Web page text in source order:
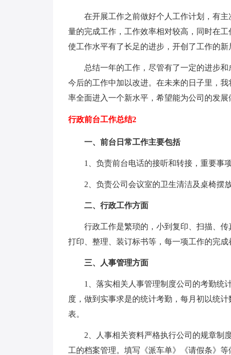
在开展工作之前做好个人工作计划，有主
量的完成工作，工作效率相对较高，同时在
使工作水平有了长足的进步，开创了工作的
总结一年的工作，尽管有了一定的进步和
今后的工作中加以改进。在未来的日子里，
率全面进入一个新水平，希望能为公司的发展
行政前台工作总结2
一、前台日常工作主要包括
1、负责前台电话的接听和转接，重要事
2、负责公司会议室的卫生清洁及桌椅摆
二、行政工作方面
行政工作是繁琐的，小到复印、扫描、传
打印、整理、装订标书等，每一项工作的完成
三、人事管理方面
1、落实相关人事管理制度公司的考勤统计
度，做到实事求是的统计考勤，每月初以统
表。
2、人事相关资料严格执行公司的规章制度
工的档案管理。填写《派车单》《请假条》等